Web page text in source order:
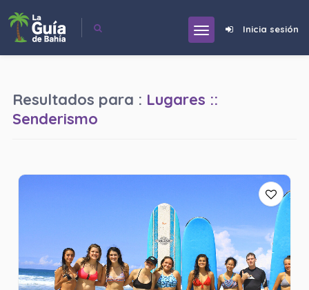
Inicia sesión
Resultados para : Lugares ::
Senderismo